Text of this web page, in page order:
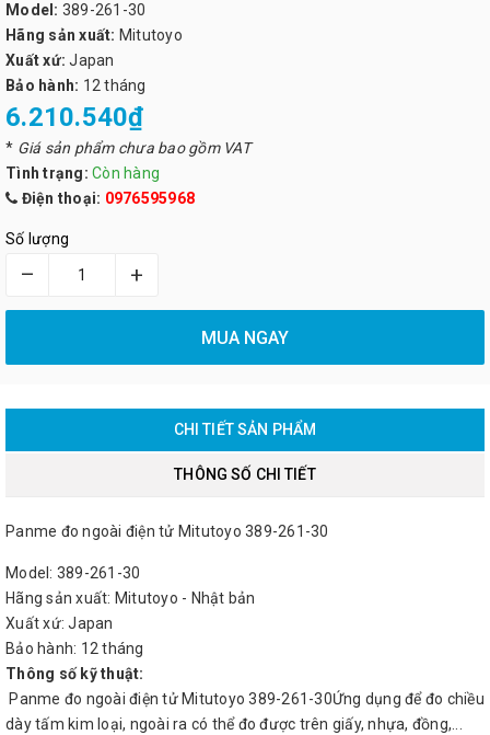
Model: 389-261-30
Hãng sản xuất: Mitutoyo
Xuất xứ: Japan
Bảo hành: 12 tháng
6.210.540₫
* Giá sản phẩm chưa bao gồm VAT
Tình trạng: Còn hàng
Điện thoại: 0976595968
Số lượng
– +
MUA NGAY
CHI TIẾT SẢN PHẨM
THÔNG SỐ CHI TIẾT
Panme đo ngoài điện tử Mitutoyo 389-261-30
Model: 389-261-30
Hãng sản xuất: Mitutoyo - Nhật bản
Xuất xứ: Japan
Bảo hành: 12 tháng
Thông số kỹ thuật:
Panme đo ngoài điện tử Mitutoyo 389-261-30Ứng dụng để đo chiều
dày tấm kim loại, ngoài ra có thể đo được trên giấy, nhựa, đồng,...